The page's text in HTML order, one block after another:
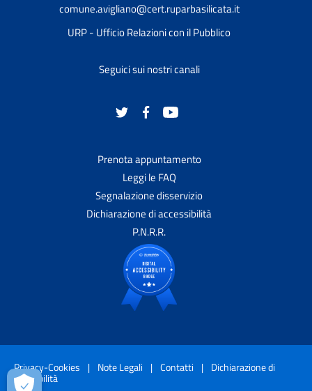
comune.avigliano@cert.ruparbasilicata.it
URP - Ufficio Relazioni con il Pubblico
Seguici sui nostri canali
Prenota appuntamento
Leggi le FAQ
Segnalazione disservizio
Dichiarazione di accessibilità
P.N.R.R.
Privacy-Cookies | Note Legali | Contatti | Dichiarazione di
accessibilità